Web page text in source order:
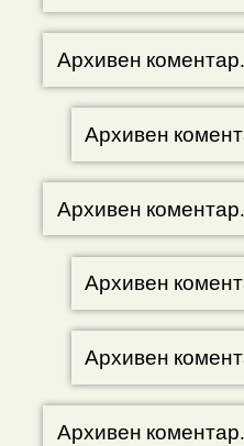
Архивен коментар.
Архивен
Архивен коментар.
Архивен
Архивен
Архивен коментар.